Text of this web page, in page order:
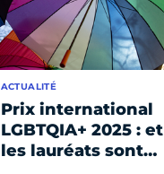
Prix international
LGBTQIA+ 2025 : et
les lauréats sont…
ACTUALITÉ